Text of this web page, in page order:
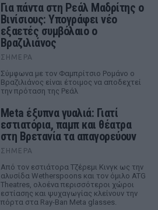
Για πάντα στη Ρεάλ Μαδρίτης ο
Βινίσιους: Υπογράφει νέο
εξαετές συμβόλαιο ο
Βραζιλιάνος
ΣΉΜΕΡΑ
Σύμφωνα με τον Φαμπρίτσιο Ρομάνο ο
Βραζιλιάνος είναι έτοιμος να αποδεχτεί
την πρόταση της Ρεάλ
Meta έξυπνα γυαλιά: Γιατί
εστιατόρια, παμπ και θέατρα
στη Βρετανία τα απαγορεύουν
ΣΉΜΕΡΑ
Από τον εστιάτορα Τζέρεμι Κινγκ ως την
αλυσίδα Wetherspoons και τον όμιλο ATG
Theatres, ολοένα περισσότεροι χώροι
εστίασης και ψυχαγωγίας κλείνουν την
πόρτα στα Ray-Ban Meta glasses.